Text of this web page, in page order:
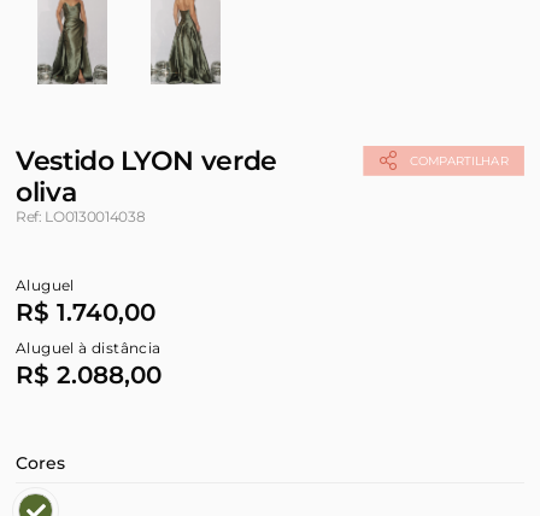
COMPARTILHAR
Vestido LYON verde
oliva
Ref: LO0130014038
Aluguel
R$ 1.740,00
Aluguel à distância
R$ 2.088,00
Cores